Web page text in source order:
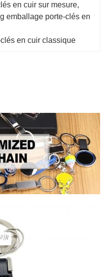
en cuir sur mesure,
emballage porte-clés en
en cuir classique